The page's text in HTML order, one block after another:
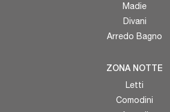
Madie
Divani
Arredo Bagno
ZONA NOTTE
Letti
Comodini